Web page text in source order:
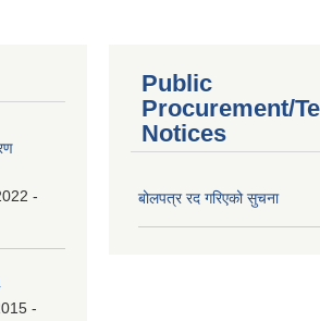
-
-
Public
Procurement/
Notices
बोलपत्र रद गरिएको सुचना